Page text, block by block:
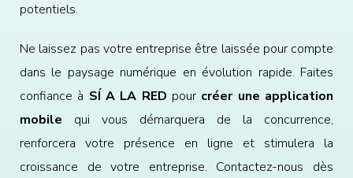
potentiels.
Ne laissez pas votre entreprise être laissée pour compte
dans le paysage numérique en évolution rapide. Faites
confiance à SÍ A LA RED pour créer une application
mobile qui vous démarquera de la concurrence,
renforcera votre présence en ligne et stimulera la
croissance de votre entreprise. Contactez-nous dès